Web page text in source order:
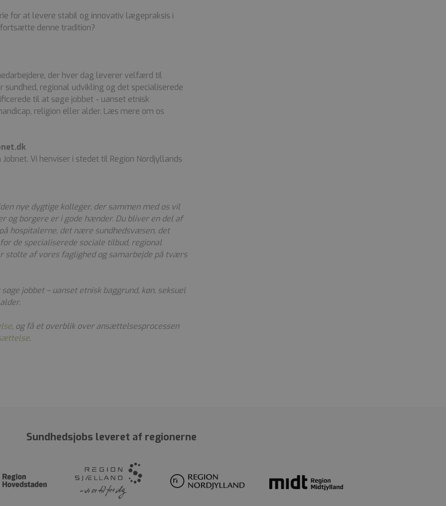
for at levere stabil og innovativ lægepraksis i
denne tradition?
der hver dag leverer velfærd til
regional udvikling og det specialiserede
til at søge jobbet - uanset etnisk
religion eller alder. Læs mere om os
Vi henviser i stedet til Region Nordjyllands
nye dygtige kolleger, der sammen med os vil
og borgere er i gode hænder. Du bliver en del af
hospitalerne, det nære sundhedsvæsen, det
de specialiserede sociale tilbud, regional
stolte af vores faglighed og samarbejde på tværs
jobbet – uanset etnisk baggrund, køn, seksuel
, og få et overblik over ansættelsesprocessen
.
Sundhedsjobs leveret af regionerne